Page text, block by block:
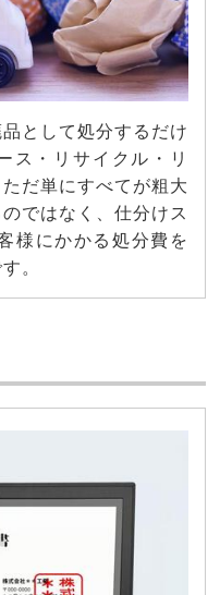
として処分するだけ
ス・リサイクル・リ
だ単にすべてが粗大
ではなく、仕分けス
様にかかる処分費を
。